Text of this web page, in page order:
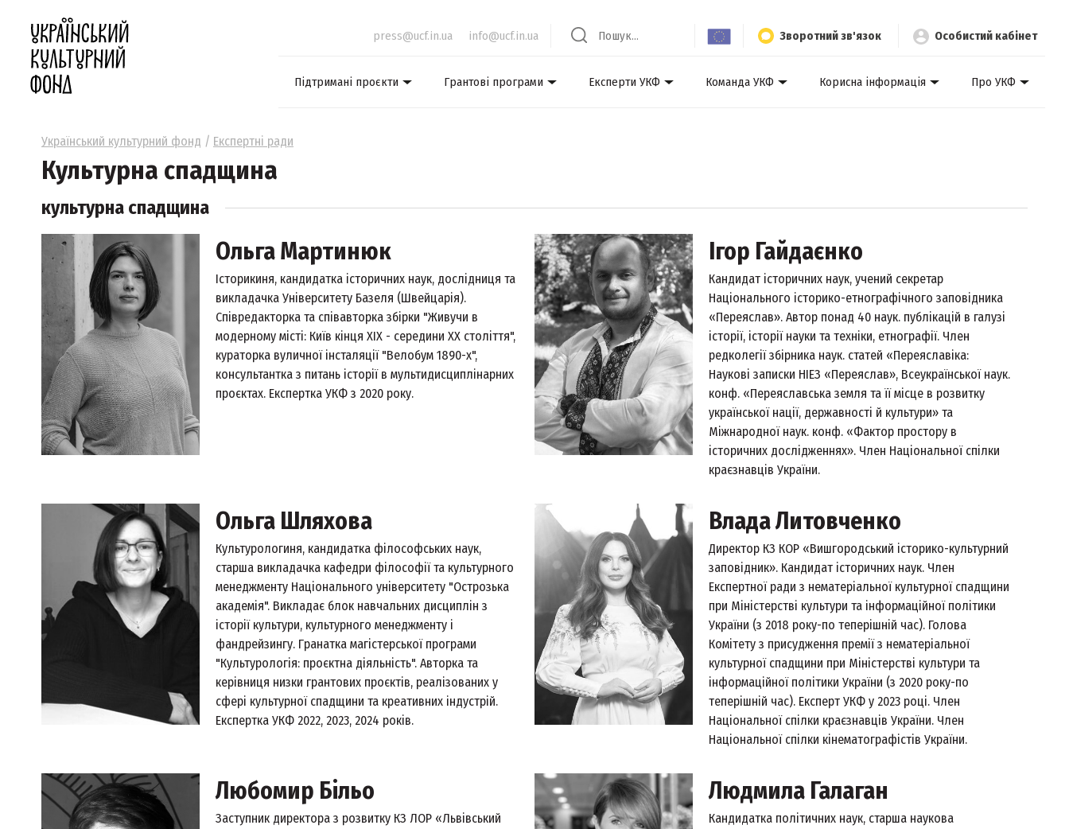
press@ucf.in.ua info@ucf.in.ua Зворотний зв'язок Особистий кабінет
Підтримані проєкти Грантові програми Експерти УКФ Команда УКФ Корисна інформація Про УКФ
Український культурний фонд / Експертні ради
Культурна спадщина
культурна спадщина
Ольга Мартинюк
Історикиня, кандидатка історичних наук, дослідниця та
викладачка Університету Базеля (Швейцарія).
Співредакторка та співавторка збірки "‎Живучи в
модерному місті: Київ кінця ХІХ - середини ХХ століття",
кураторка вуличної інсталяції "‎Велобум 1890-х",
консультантка з питань історії в мультидисциплінарних
проєктах. Експертка УКФ з 2020 року.
Ігор Гайдаєнко
Кандидат історичних наук, учений секретар
Національного історико-етнографічного заповідника
«Переяслав». Автор понад 40 наук. публікацій в галузі
історії, історії науки та техніки, етнографії. Член
редколегії збірника наук. статей «Переяславіка:
Наукові записки НІЕЗ «Переяслав», Всеукраїнської наук.
конф. «Переяславська земля та її місце в розвитку
української нації, державності й культури» та
Міжнародної наук. конф. «Фактор простору в
історичних дослідженнях». Член Національної спілки
краєзнавців України.
Ольга Шляхова
Культурологиня, кандидатка філософських наук,
старша викладачка кафедри філософії та культурного
менеджменту Національного університету "Острозька
академія". Викладає блок навчальних дисциплін з
історії культури, культурного менеджменту і
фандрейзингу. Гранатка магістерської програми
"Культурологія: проєктна діяльність". Авторка та
керівниця низки грантових проєктів, реалізованих у
сфері культурної спадщини та креативних індустрій.
Експертка УКФ 2022, 2023, 2024 років.
Влада Литовченко
Директор КЗ КОР «Вишгородський історико-культурний
заповідник». Кандидат історичних наук. Член
Експертної ради з нематеріальної культурної спадщини
при Міністерстві культури та інформаційної політики
України (з 2018 року-по теперішній час). Голова
Комітету з присудження премії з нематеріальної
культурної спадщини при Міністерстві культури та
інформаційної політики України (з 2020 року-по
теперішній час). Експерт УКФ у 2023 році. Член
Національної спілки краєзнавців України. Член
Національної спілки кінематографістів України.
Любомир Більо
Заступник директора з розвитку КЗ ЛОР «Львівський
Людмила Галаган
Кандидатка політичних наук, старша наукова